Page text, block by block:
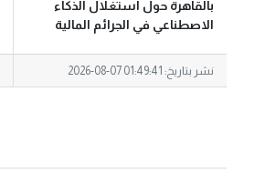
بالقاهرة حول استغلال الذكاء
الاصطناعي في الجرائم المالية
نشر بتاريخ: 2026-08-07 01:49:41